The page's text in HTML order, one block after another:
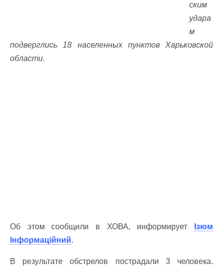
ским
удара
м
подверглись 18 населенных пунктов Харьковской
области.
Об этом сообщили в ХОВА, информирует
Ізюм
Інформаційний.
В результате обстрелов пострадали 3 человека.